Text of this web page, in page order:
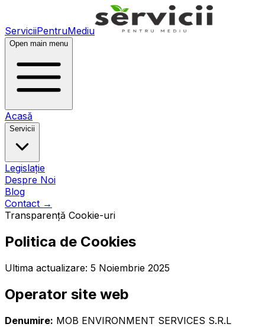
ServiciiPentruMediu
Open main menu
Acasă
Servicii
Legislație
Despre Noi
Blog
Contact →
Transparență Cookie-uri
Politica de Cookies
Ultima actualizare: 5 Noiembrie 2025
Operator site web
Denumire: MOB ENVIRONMENT SERVICES S.R.L